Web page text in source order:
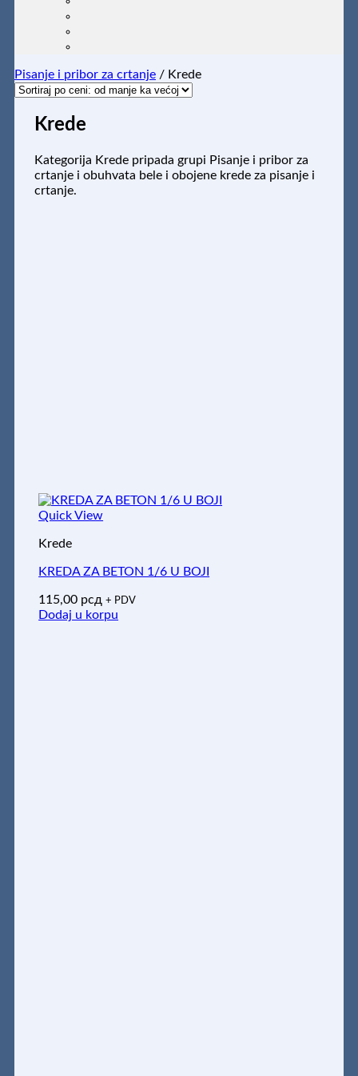
Pisanje i pribor za crtanje / Krede
Krede
Kategorija Krede pripada grupi Pisanje i pribor za
crtanje i obuhvata bele i obojene krede za pisanje i
crtanje.
Quick View
Krede
KREDA ZA BETON 1/6 U BOJI
115,00 рсд + PDV
Dodaj u korpu